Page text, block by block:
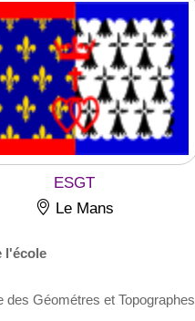
ESGT
Le Mans
l'école
des Géométres et Topographes